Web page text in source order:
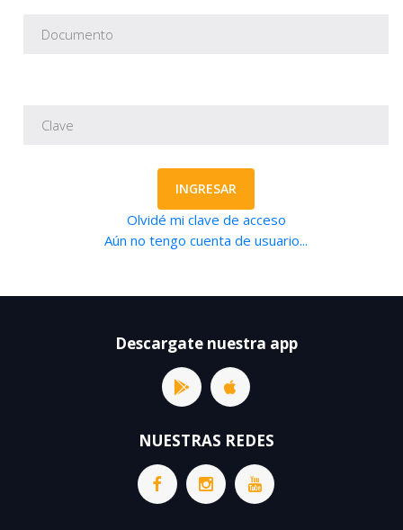
INGRESAR
Olvidé mi clave de acceso
Aún no tengo cuenta de usuario...
Descargate nuestra app
NUESTRAS REDES